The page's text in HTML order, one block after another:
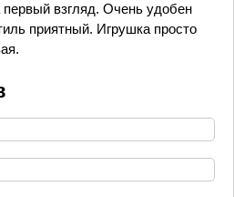
первый взгляд. Очень удобен
приятный. Игрушка просто